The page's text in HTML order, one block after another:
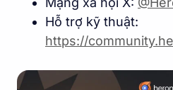
Hỗ trợ kỹ thuật:
https://